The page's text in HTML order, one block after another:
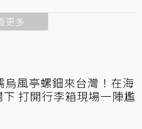
更多
風亭螺鈿來台灣！在海
下 打開行李箱現場一陣尷